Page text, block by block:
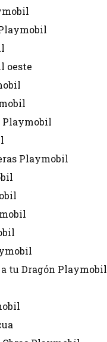
oeste
Playmobil
Playmobil
tu Dragón Playmobil